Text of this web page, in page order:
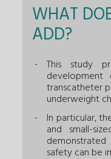
WHAT
ADD?
This study
transcatheter
underweight
In particular,
and small-
safety can be